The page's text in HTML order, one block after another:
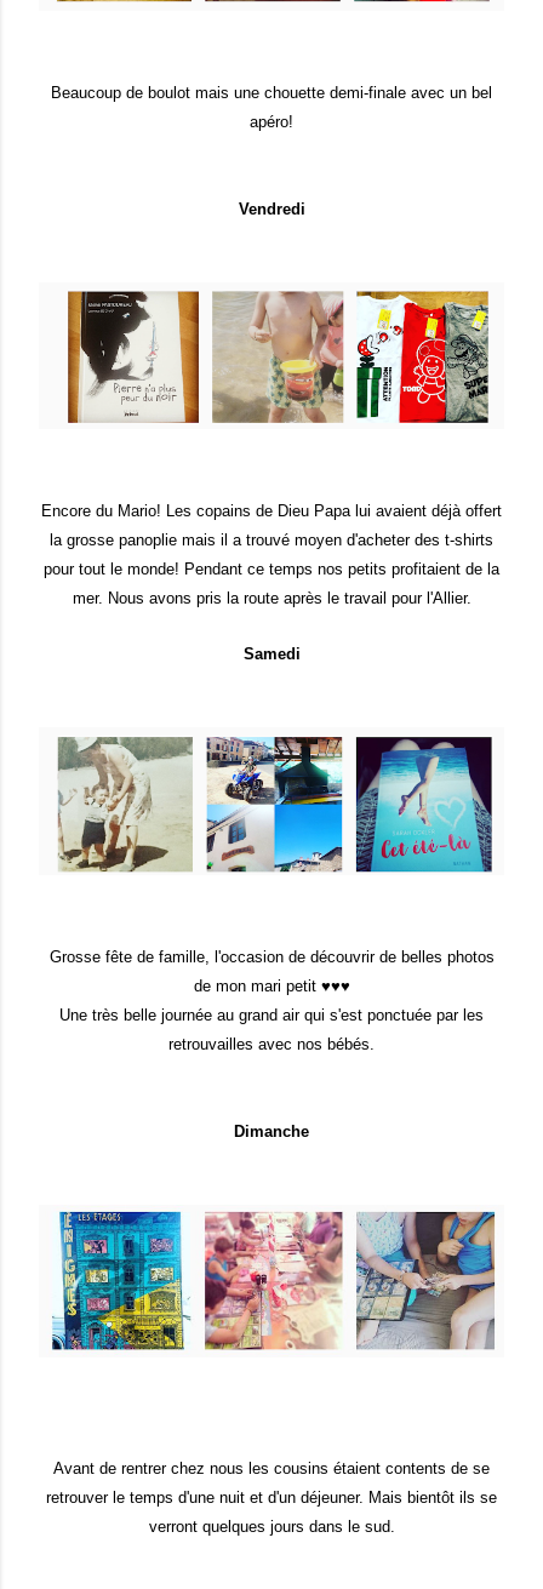
Beaucoup de boulot mais une chouette demi-finale avec un bel
apéro!
Vendredi
Encore du Mario! Les copains de Dieu Papa lui avaient déjà offert
la grosse panoplie mais il a trouvé moyen d'acheter des t-shirts
pour tout le monde! Pendant ce temps nos petits profitaient de la
mer. Nous avons pris la route après le travail pour l'Allier.
Samedi
Grosse fête de famille, l'occasion de découvrir de belles photos
de mon mari petit ♥♥♥
Une très belle journée au grand air qui s'est ponctuée par les
retrouvailles avec nos bébés.
Dimanche
Avant de rentrer chez nous les cousins étaient contents de se
retrouver le temps d'une nuit et d'un déjeuner. Mais bientôt ils se
verront quelques jours dans le sud.